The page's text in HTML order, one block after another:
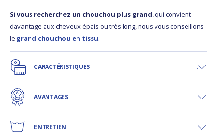
Si vous recherchez un chouchou plus grand, qui convient
davantage aux cheveux épais ou très long, nous vous conseillons
le grand chouchou en tissu.
CARACTÉRISTIQUES
AVANTAGES
ENTRETIEN